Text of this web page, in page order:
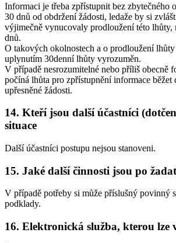
Informaci je třeba zpřístupnit bez zbytečného
30 dnů od obdržení žádosti, ledaže by si
výjimečně vynucovaly prodloužení této lhůty,
dnů.
O takových okolnostech a o prodloužení
uplynutím 30denní lhůty vyrozuměn.
V případě nesrozumitelné nebo příliš obecně
počíná lhůta pro zpřístupnění informace běžet
upřesněné žádosti.
14. Kteří jsou další účastníci
situace
Další účastníci postupu nejsou stanoveni.
15. Jaké další činnosti jsou po
V případě potřeby si může příslušný povinný
podklady.
16. Elektronická služba, kterou lze